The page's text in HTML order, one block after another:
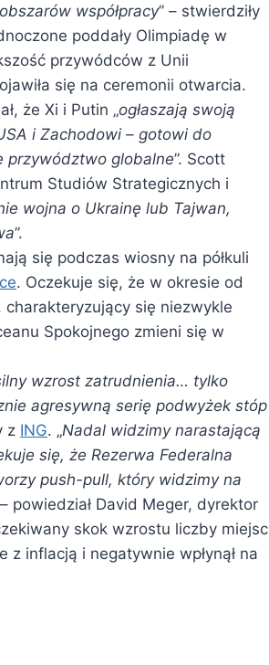
współpracy” – stwierdziły
poddały Olimpiadę w
przywódców z Unii
się na ceremonii otwarcia.
że Xi i Putin „ogłaszają swoją
i Zachodowi – gotowi do
przywództwo globalne”. Scott
Studiów Strategicznych i
wojna o Ukrainę lub Tajwan,
”.
się podczas wiosny na półkuli
. Oczekuje się, że w okresie od
się niezwykle
Spokojnego zmieni się w
wzrost zatrudnienia… tylko
agresywną serię podwyżek stóp
z ING. „Nadal widzimy narastającą
się, że Rezerwa Federalna
push-pull, który widzimy na
– powiedział David Meger, dyrektor
skok wzrostu liczby miejsc
inflacją i negatywnie wpłynął na